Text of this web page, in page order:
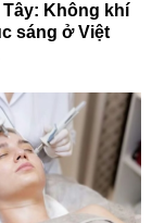
Tây: Không khí
sáng ở Việt